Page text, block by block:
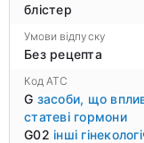
блістер
Умови відпуску
Без рецепта
Код ATC
G засоби, що
статеві гормони
G02 інші